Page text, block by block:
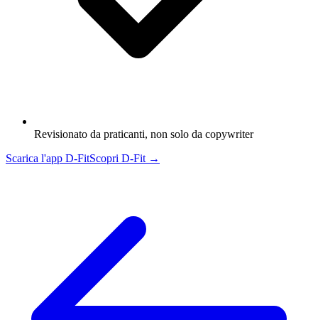
Revisionato da praticanti, non solo da copywriter
Scarica l'app D-FitScopri D-Fit →